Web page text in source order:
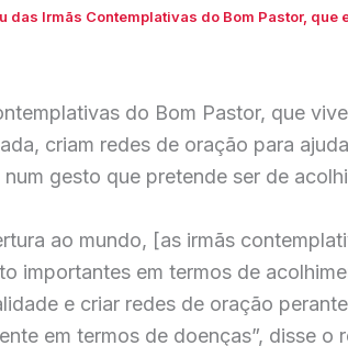
das Irmãs Contemplativas do Bom Pastor,
do Bom Pastor, que
criam redes de oração para
gesto que pretende ser de
ao mundo, [as irmãs
importantes em termos de
e criar redes de oração
em termos de doenças”, disse o